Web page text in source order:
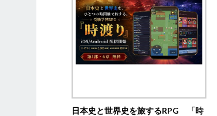
日本史と世界史を旅するRPG 「時